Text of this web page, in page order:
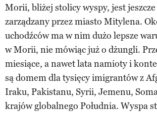
Morii, bliżej stolicy wyspy, jest jeszcze
zarządzany przez miasto Mitylena.
uchodźców ma w nim dużo lepsze
w Morii, nie mówiąc już o dżungli.
miesiące, a nawet lata namioty i
są domem dla tysięcy imigrantów z
Iraku, Pakistanu, Syrii, Jemenu,
krajów globalnego Południa. Wyspa